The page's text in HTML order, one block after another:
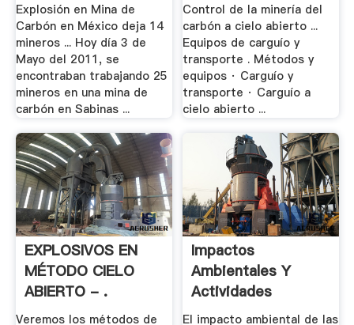
Explosión en Mina de
Carbón en México deja 14
mineros ... Hoy día 3 de
Mayo del 2011, se
encontraban trabajando 25
mineros en una mina de
carbón en Sabinas ...
Control de la minería del
carbón a cielo abierto ...
Equipos de carguío y
transporte . Métodos y
equipos · Carguío y
transporte · Carguío a
cielo abierto ...
EXPLOSIVOS EN
MÉTODO CIELO
ABIERTO - .
Veremos los métodos de
Impactos
Ambientales Y
Actividades
Productivas - .
El impacto ambiental de las